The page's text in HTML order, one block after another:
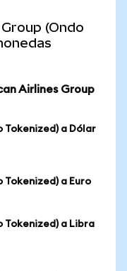
(Ondo
Airlines Group
Tokenized) a Dólar
Tokenized) a Euro
Tokenized) a Libra